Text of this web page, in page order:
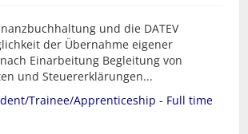
und die DATEV
der Übernahme eigener
Einarbeitung Begleitung von
und Steuererklärungen...
Trainee/Apprenticeship - Full time